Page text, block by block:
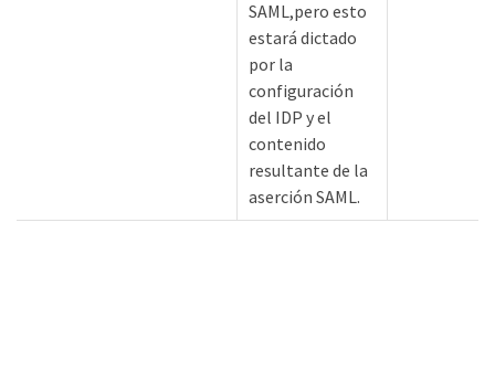
SAML,pero esto
estará dictado
por la
configuración
del IDP y el
contenido
resultante de la
aserción SAML.